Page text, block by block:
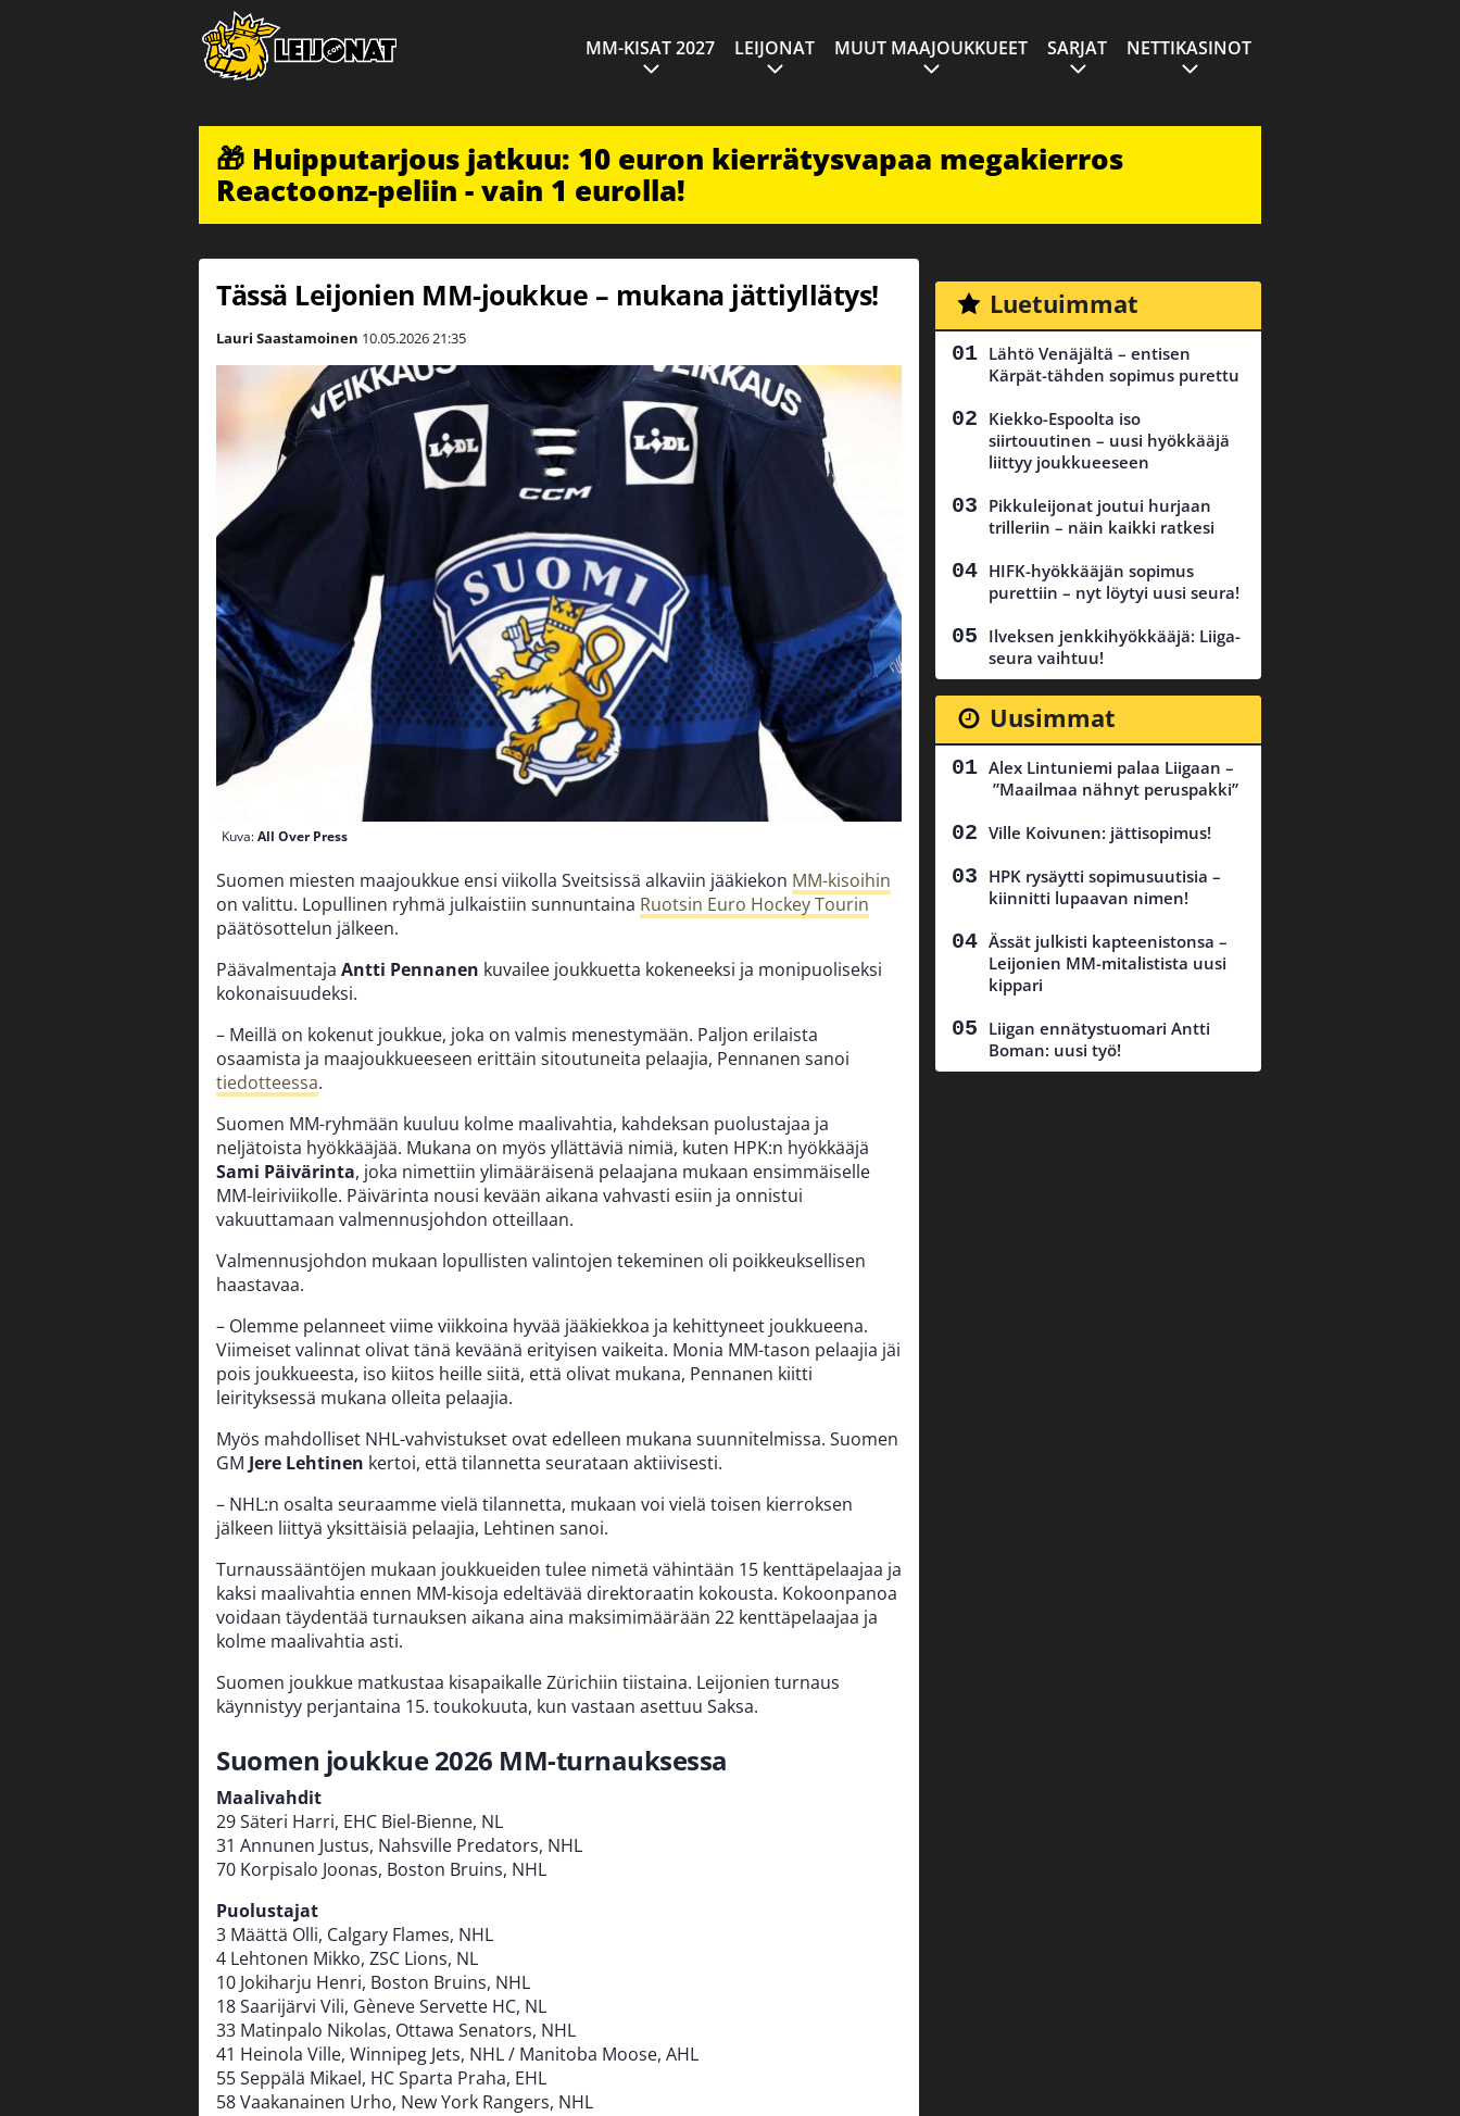
MM-KISAT 2027 LEIJONAT MUUT MAAJOUKKUEET SARJAT NETTIKASINOT
🎁 Huipputarjous jatkuu: 10 euron kierrätysvapaa megakierros
Reactoonz-peliin - vain 1 eurolla!
Tässä Leijonien MM-joukkue – mukana jättiyllätys!
Lauri Saastamoinen 10.05.202621:35
Kuva:All Over Press
Suomen miesten maajoukkue ensi viikolla Sveitsissä alkaviin jääkiekon MM-kisoihin
on valittu. Lopullinen ryhmä julkaistiin sunnuntaina Ruotsin Euro Hockey Tourin
päätösottelun jälkeen.
Päävalmentaja Antti Pennanen kuvailee joukkuetta kokeneeksi ja monipuoliseksi
kokonaisuudeksi.
– Meillä on kokenut joukkue, joka on valmis menestymään. Paljon erilaista
osaamista ja maajoukkueeseen erittäin sitoutuneita pelaajia, Pennanen sanoi
tiedotteessa.
Suomen MM-ryhmään kuuluu kolme maalivahtia, kahdeksan puolustajaa ja
neljätoista hyökkääjää. Mukana on myös yllättäviä nimiä, kuten HPK:n hyökkääjä
Sami Päivärinta, joka nimettiin ylimääräisenä pelaajana mukaan ensimmäiselle
MM-leiriviikolle. Päivärinta nousi kevään aikana vahvasti esiin ja onnistui
vakuuttamaan valmennusjohdon otteillaan.
Valmennusjohdon mukaan lopullisten valintojen tekeminen oli poikkeuksellisen
haastavaa.
– Olemme pelanneet viime viikkoina hyvää jääkiekkoa ja kehittyneet joukkueena.
Viimeiset valinnat olivat tänä keväänä erityisen vaikeita. Monia MM-tason pelaajia jäi
pois joukkueesta, iso kiitos heille siitä, että olivat mukana, Pennanen kiitti
leirityksessä mukana olleita pelaajia.
Myös mahdolliset NHL-vahvistukset ovat edelleen mukana suunnitelmissa. Suomen
GM Jere Lehtinen kertoi, että tilannetta seurataan aktiivisesti.
– NHL:n osalta seuraamme vielä tilannetta, mukaan voi vielä toisen kierroksen
jälkeen liittyä yksittäisiä pelaajia, Lehtinen sanoi.
Turnaussääntöjen mukaan joukkueiden tulee nimetä vähintään 15 kenttäpelaajaa ja
kaksi maalivahtia ennen MM-kisoja edeltävää direktoraatin kokousta. Kokoonpanoa
voidaan täydentää turnauksen aikana aina maksimimäärään 22 kenttäpelaajaa ja
kolme maalivahtia asti.
Suomen joukkue matkustaa kisapaikalle Zürichiin tiistaina. Leijonien turnaus
käynnistyy perjantaina 15. toukokuuta, kun vastaan asettuu Saksa.
Suomen joukkue 2026 MM-turnauksessa
Maalivahdit
29 Säteri Harri, EHC Biel-Bienne, NL
31 Annunen Justus, Nahsville Predators, NHL
70 Korpisalo Joonas, Boston Bruins, NHL
Puolustajat
3 Määttä Olli, Calgary Flames, NHL
4 Lehtonen Mikko, ZSC Lions, NL
10 Jokiharju Henri, Boston Bruins, NHL
18 Saarijärvi Vili, Gèneve Servette HC, NL
33 Matinpalo Nikolas, Ottawa Senators, NHL
41 Heinola Ville, Winnipeg Jets, NHL / Manitoba Moose, AHL
55 Seppälä Mikael, HC Sparta Praha, EHL
58 Vaakanainen Urho, New York Rangers, NHL
Luetuimmat
Lähtö Venäjältä – entisen
Kärpät-tähden sopimus purettu
Kiekko-Espoolta iso
siirtouutinen – uusi hyökkääjä
liittyy joukkueeseen
Pikkuleijonat joutui hurjaan
trilleriin – näin kaikki ratkesi
HIFK-hyökkääjän sopimus
purettiin – nyt löytyi uusi seura!
Ilveksen jenkkihyökkääjä: Liiga-
seura vaihtuu!
Uusimmat
Alex Lintuniemi palaa Liigaan –
”Maailmaa nähnyt peruspakki”
Ville Koivunen: jättisopimus!
HPK rysäytti sopimusuutisia –
kiinnitti lupaavan nimen!
Ässät julkisti kapteenistonsa –
Leijonien MM-mitalistista uusi
kippari
Liigan ennätystuomari Antti
Boman: uusi työ!